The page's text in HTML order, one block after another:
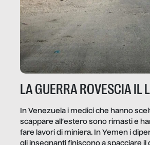
LA GUERRA ROVESCIA IL
In Venezuela i medici che hanno
scappare all’estero sono rimasti e
fare lavori di miniera. In Yemen i
gli insegnanti finiscono a spacciare il